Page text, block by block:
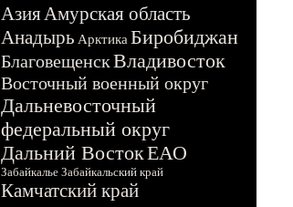
АзияАмурская область
Анадырь Арктика Биробиджан
БлаговещенскВладивосток
Восточный военный округ
Дальневосточный
федеральный округ
Дальний ВостокЕАО
Забайкалье Забайкальский край
Камчатский край